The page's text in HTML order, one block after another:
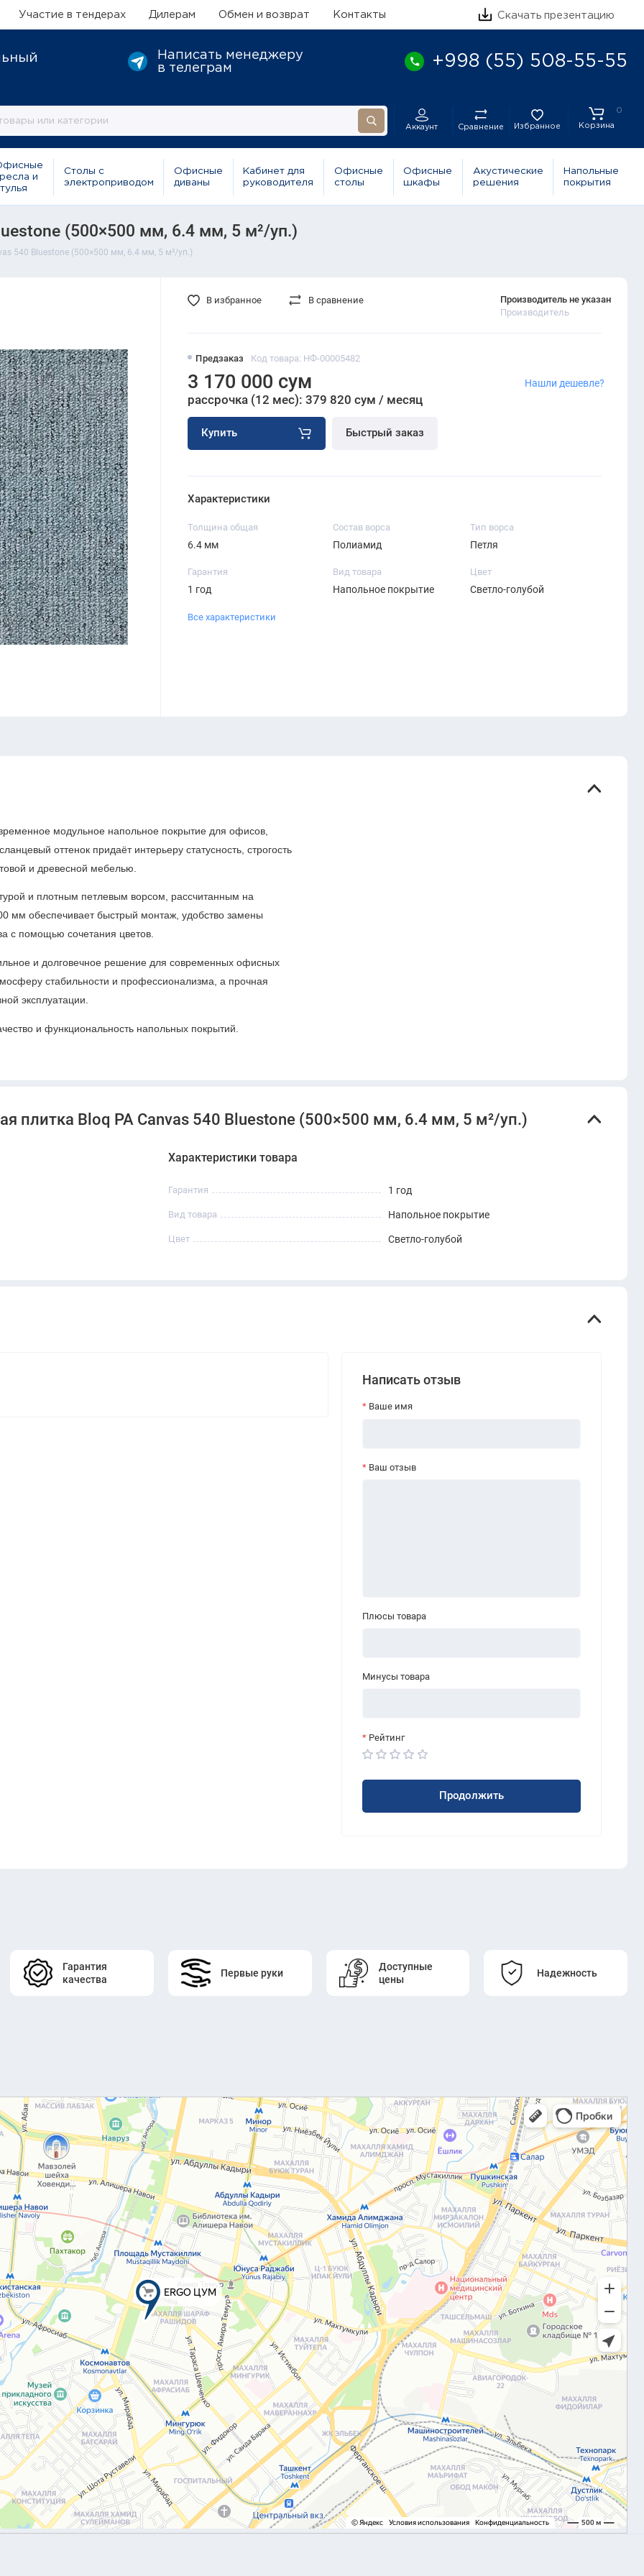
Участие в тендерах Дилерам Обмен и возврат Контакты Скачать презентацию
Написать менеджеру
в телеграм
+998 (55) 508-55-55
Аккаунт Сравнение Избранное
0
Корзина
и
Столы с
электроприводом
Офисные
диваны
Кабинет для
руководителя
Офисные
столы
Офисные
шкафы
Акустические
решения
Напольные
покрытия
(500×500 мм, 6.4 мм, 5 м²/уп.)
540 Bluestone (500×500 мм, 6.4 мм, 5 м²/уп.)
Предзаказ Код товара: НФ-00005482
Производитель не указан
Производитель
3 170 000 сум
рассрочка (12 мес): 379 820 сум / месяц
Купить Быстрый заказ
Нашли дешевле?
В избранное В сравнение
Характеристики
Толщина общая
6.4 мм
Состав ворса
Полиамид
Тип ворса
Петля
Гарантия
1 год
Вид товара
Напольное покрытие
Цвет
Светло-голубой
Все характеристики
модульное напольное покрытие для офисов,
оттенок придаёт интерьеру статусность, строгость
и древесной мебелью.
и плотным петлевым ворсом, рассчитанным на
мм обеспечивает быстрый монтаж, удобство замены
с помощью сочетания цветов.
и долговечное решение для современных офисных
стабильности и профессионализма, а прочная
эксплуатации.
и функциональность напольных покрытий.
плитка Bloq PA Canvas 540 Bluestone (500×500 мм, 6.4 мм, 5 м²/уп.)
Характеристики товара
Гарантия 1 год
Вид товара Напольное покрытие
Цвет Светло-голубой
Написать отзыв
Ваше имя
Ваш отзыв
Плюсы товара
Минусы товара
Рейтинг
Продолжить
Гарантия
качества
Первые руки
Доступные
цены
Надежность